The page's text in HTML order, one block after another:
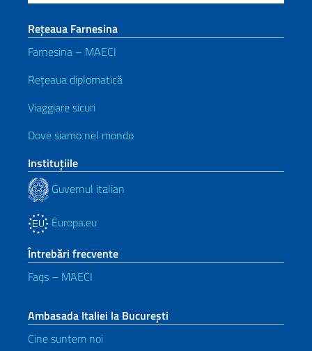
Rețeaua Farnesina
Farnesina – MAECI
Rețeaua diplomatică
Viaggiare sicuri
Dove siamo nel mondo
Instituţiile
Guvernul italian
Europa.eu
Întrebări frecvente
Faqs – MAECI
Ambasada Italiei la București
Cine suntem noi